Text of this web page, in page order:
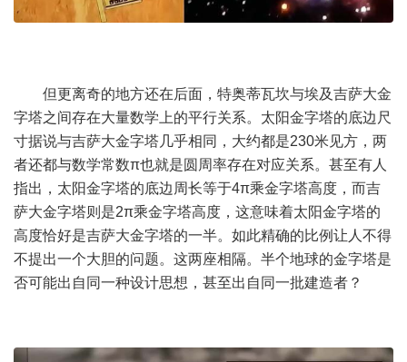
但更离奇的地方还在后面，特奥蒂瓦坎与埃及吉萨大金
字塔之间存在大量数学上的平行关系。太阳金字塔的底边尺
寸据说与吉萨大金字塔几乎相同，大约都是230米见方，两
者还都与数学常数π也就是圆周率存在对应关系。甚至有人
指出，太阳金字塔的底边周长等于4π乘金字塔高度，而吉
萨大金字塔则是2π乘金字塔高度，这意味着太阳金字塔的
高度恰好是吉萨大金字塔的一半。如此精确的比例让人不得
不提出一个大胆的问题。这两座相隔。半个地球的金字塔是
否可能出自同一种设计思想，甚至出自同一批建造者？